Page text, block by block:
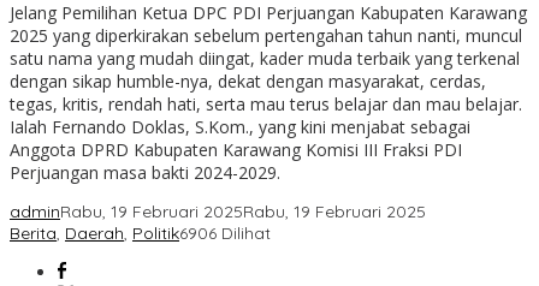
Jelang Pemilihan Ketua DPC PDI Perjuangan Kabupaten Karawang
2025 yang diperkirakan sebelum pertengahan tahun nanti, muncul
satu nama yang mudah diingat, kader muda terbaik yang terkenal
dengan sikap humble-nya, dekat dengan masyarakat, cerdas,
tegas, kritis, rendah hati, serta mau terus belajar dan mau belajar.
Ialah Fernando Doklas, S.Kom., yang kini menjabat sebagai
Anggota DPRD Kabupaten Karawang Komisi III Fraksi PDI
Perjuangan masa bakti 2024-2029.
adminRabu, 19 Februari 2025Rabu, 19 Februari 2025
Berita, Daerah, Politik6906 Dilihat